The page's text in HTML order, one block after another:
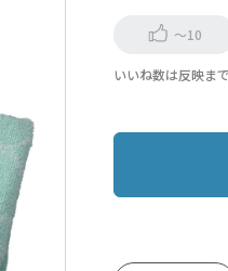
～10
いいね数は反映ま